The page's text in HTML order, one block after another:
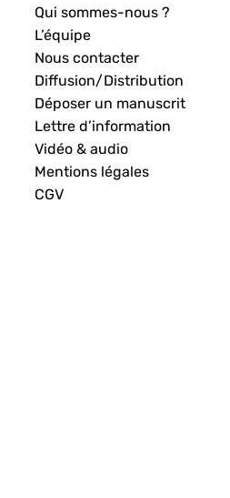
Qui sommes-nous ?
L’équipe
Nous contacter
Diffusion/Distribution
Déposer un manuscrit
Lettre d’information
Vidéo & audio
Mentions légales
CGV